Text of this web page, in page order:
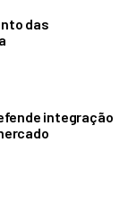
das
integração